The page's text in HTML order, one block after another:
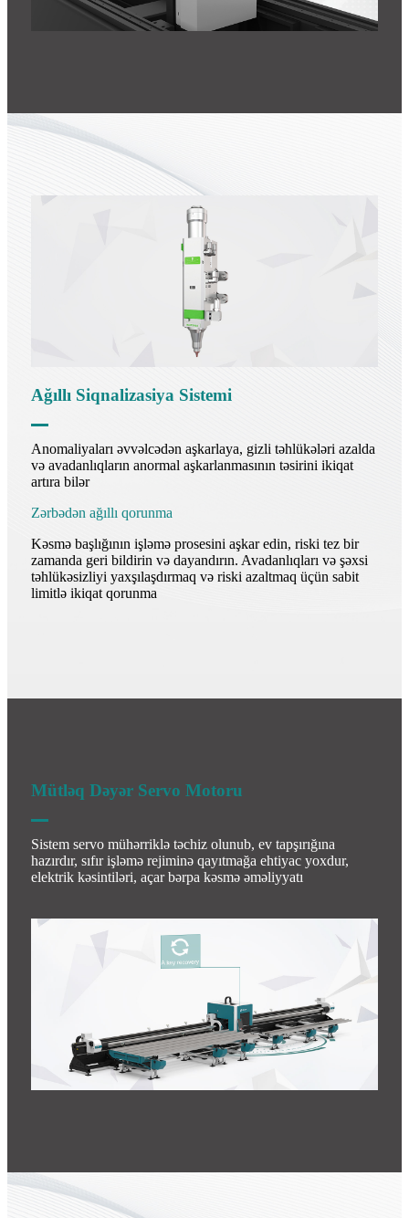
Ağıllı Siqnalizasiya Sistemi
Anomaliyaları əvvəlcədən aşkarlaya, gizli təhlükələri azalda
və avadanlıqların anormal aşkarlanmasının təsirini ikiqat
artıra bilər
Zərbədən ağıllı qorunma
Kəsmə başlığının işləmə prosesini aşkar edin, riski tez bir
zamanda geri bildirin və dayandırın. Avadanlıqları və şəxsi
təhlükəsizliyi yaxşılaşdırmaq və riski azaltmaq üçün sabit
limitlə ikiqat qorunma
Mütləq Dəyər Servo Motoru
Sistem servo mühərriklə təchiz olunub, ev tapşırığına
hazırdır, sıfır işləmə rejiminə qayıtmağa ehtiyac yoxdur,
elektrik kəsintiləri, açar bərpa kəsmə əməliyyatı